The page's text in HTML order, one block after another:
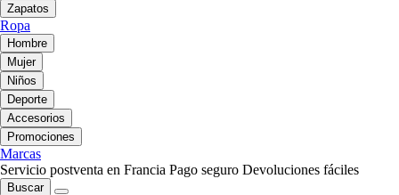
Zapatos
Ropa
Hombre
Mujer
Niños
Deporte
Accesorios
Promociones
Marcas
Servicio postventa en Francia Pago seguro Devoluciones fáciles
Buscar